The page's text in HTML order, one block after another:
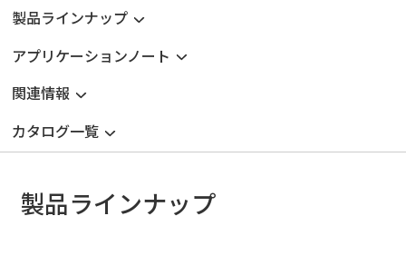
製品ラインナップ
アプリケーションノート
関連情報
カタログ一覧
製品ラインナップ